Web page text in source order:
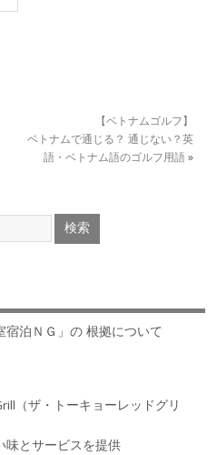
【ベトナムゴルフ】
ベトナムで通じる？ 通じない？英
語・ベトナム語のゴルフ用語»
宿泊ＮＧ」の 根拠について
（ザ・トーキョーレッドグリ
味とサービスを提供